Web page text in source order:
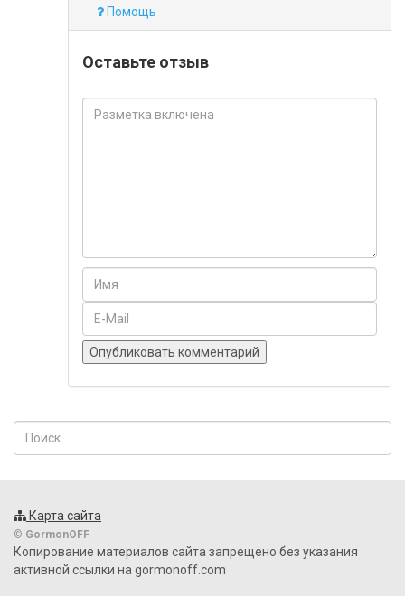
Помощь
Оставьте отзыв
Карта сайта
© GormonOFF
Копирование материалов сайта запрещено без указания
активной ссылки на gormonoff.com